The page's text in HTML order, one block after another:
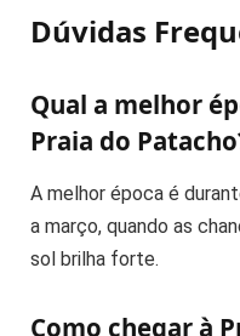
Dúvidas
Qual a melhor
Praia do
A melhor época é
a março, quando as
sol brilha forte.
Como chegar à